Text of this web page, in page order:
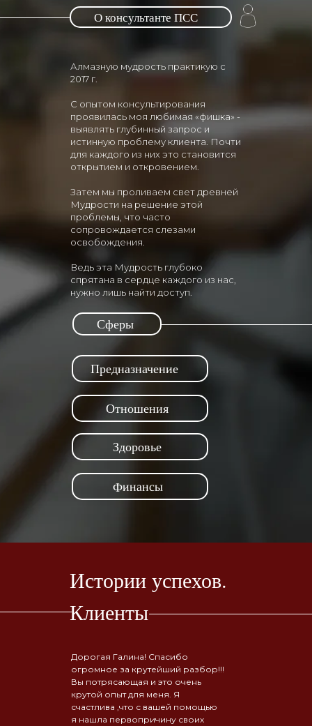
Алмазную мудрость практикую с
2017 г.
С опытом консультирования
проявилась моя любимая «фишка» -
выявлять глубинный запрос и
истинную проблему клиента. Почти
для каждого из них это становится
открытием и откровением.
Затем мы проливаем свет древней
Мудрости на решение этой
проблемы, что часто
сопровождается слезами
освобождения.
Ведь эта Мудрость глубоко
спрятана в сердце каждого из нас,
нужно лишь найти доступ.
О консультанте ПСС
Сферы
Предназначение
Отношения
Финансы
Здоровье
Дорогая Галина! Спасибо
огромное за крутейший разбор!!!
Вы потрясающая и это очень
крутой опыт для меня. Я
счастлива ,что с вашей помощью
я нашла первопричину своих
Истории успехов.
Клиенты